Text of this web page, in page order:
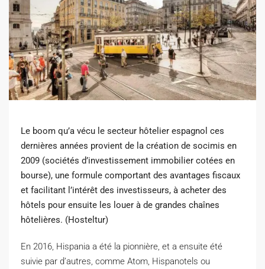
Le boom qu’a vécu le secteur hôtelier espagnol ces
dernières années provient de la création de socimis en
2009 (sociétés d’investissement immobilier cotées en
bourse), une formule comportant des avantages fiscaux
et facilitant l’intérêt des investisseurs, à acheter des
hôtels pour ensuite les louer à de grandes chaînes
hôtelières. (Hosteltur)
En 2016, Hispania a été la pionnière, et a ensuite été
suivie par d’autres, comme Atom, Hispanotels ou